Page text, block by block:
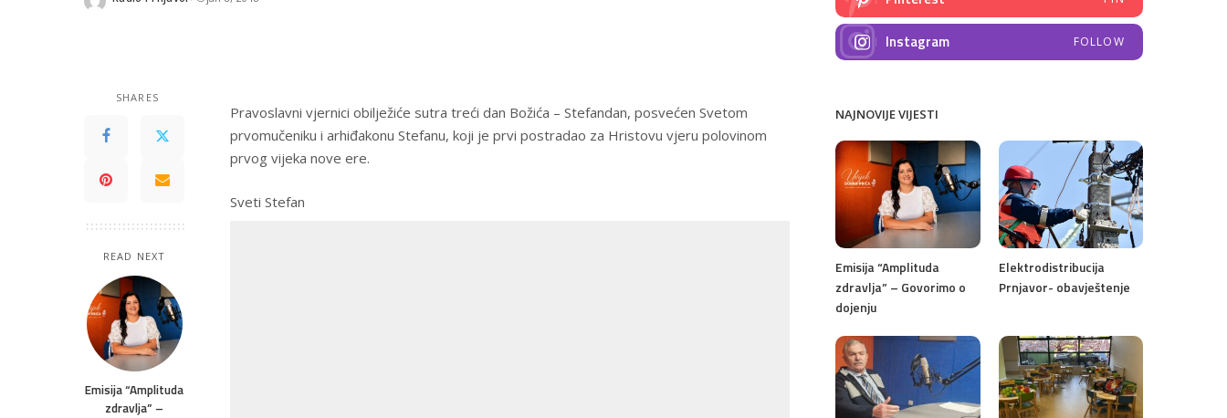
Posted
SHARES
READ NEXT
Emisija “Amplituda
zdravlja” –
Pravoslavni vjernici obilježiće sutra treći dan Božića – Stefandan, posvećen Svetom
prvomučeniku i arhiđakonu Stefanu, koji je prvi postradao za Hristovu vjeru polovinom
prvog vijeka nove ere.
Sveti Stefan
Instagram FOLLOW
NAJNOVIJE VIJESTI
Emisija “Amplituda
zdravlja” – Govorimo o
dojenju
Elektrodistribucija
Prnjavor- obavještenje